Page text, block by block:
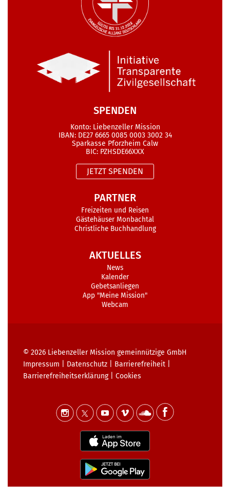
SPENDEN
Konto: Liebenzeller Mission
IBAN: DE27 6665 0085 0003 3002 34
Sparkasse Pforzheim Calw
BIC: PZHSDE66XXX
JETZT SPENDEN
PARTNER
Freizeiten und Reisen
Gästehäuser Monbachtal
Christliche Buchhandlung
AKTUELLES
News
Kalender
Gebetsanliegen
App "Meine Mission"
Webcam
© 2026 Liebenzeller Mission gemeinnützige GmbH
Impressum
Datenschutz Barrierefreiheit
Barrierefreiheits­erklärung| Cookies